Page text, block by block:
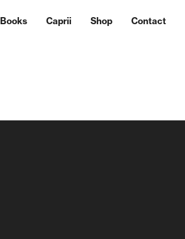
Books Caprii Shop Contact